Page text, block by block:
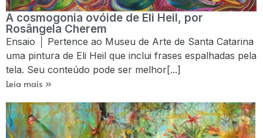
A cosmogonia ovóide de Eli Heil, por
Rosângela Cherem
Ensaio │ Pertence ao Museu de Arte de Santa Catarina
uma pintura de Eli Heil que inclui frases espalhadas pela
tela. Seu conteúdo pode ser melhor[...]
Leia mais »